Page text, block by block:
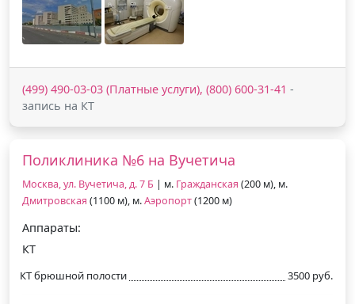
(499) 490-03-03 (Платные услуги), (800) 600-31-41 -
запись на КТ
Поликлиника №6 на Вучетича
Москва, ул. Вучетича, д. 7 Б | м. Гражданская (200 м), м.
Дмитровская (1100 м), м.Аэропорт(1200 м)
Аппараты:
КТ
КТ брюшной полости 3500 руб.